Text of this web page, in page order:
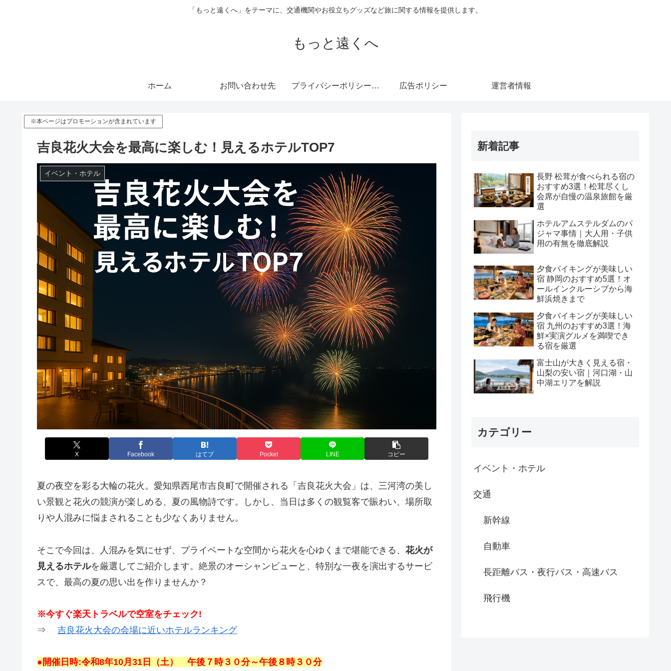
「もっと遠くへ」をテーマに、交通機関やお役立ちグッズなど旅に関する情報を提供します。
もっと遠くへ
ホーム お問い合わせ先 プライバシーポリシー・免責事項 広告ポリシー 運営者情報
※本ページはプロモーションが含まれています
吉良花火大会を最高に楽しむ！見えるホテルTOP7
イベント・ホテル
X Facebook はてブ Pocket LINE コピー
夏の夜空を彩る大輪の花火。愛知県西尾市吉良町で開催される「吉良花火大会」は、三河湾の美し
い景観と花火の競演が楽しめる、夏の風物詩です。しかし、当日は多くの観覧客で賑わい、場所取
りや人混みに悩まされることも少なくありません。
そこで今回は、人混みを気にせず、プライベートな空間から花火を心ゆくまで堪能できる、 花火が
見えるホテルを厳選してご紹介します。絶景のオーシャンビューと、特別な一夜を演出するサービ
スで、最高の夏の思い出を作りませんか？
※今すぐ楽天トラベルで空室をチェック!
⇒ 吉良花火大会の会場に近いホテルランキング
●開催日時:令和8年10月31日（土） 午後７時３０分～午後８時３０分
新着記事
長野 松茸が食べられる宿の
おすすめ3選！松茸尽くし
会席が自慢の温泉旅館を厳
選
ホテルアムステルダムのパ
ジャマ事情｜大人用・子供
用の有無を徹底解説
夕食バイキングが美味しい
宿 静岡のおすすめ5選！オ
ールインクルーシブから海
鮮浜焼きまで
夕食バイキングが美味しい
宿 九州のおすすめ3選！海
鮮×実演グルメを満喫でき
る宿を厳選
富士山が大きく見える宿・
山梨の安い宿｜河口湖・山
中湖エリアを解説
カテゴリー
イベント・ホテル
交通
新幹線
自動車
長距離バス・夜行バス・高速バス
飛行機